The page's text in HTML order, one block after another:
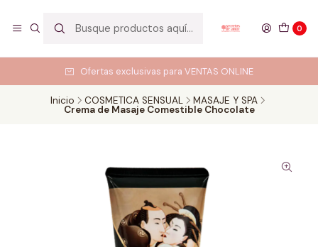
0
Ofertas exclusivas para VENTAS ONLINE
Inicio COSMETICA SENSUAL MASAJE Y SPA
Crema de Masaje Comestible Chocolate